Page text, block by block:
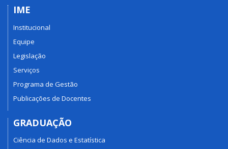
IME
Institucional
Equipe
Legislação
Serviços
Programa de Gestão
Publicações de Docentes
GRADUAÇÃO
Ciência de Dados e Estatística